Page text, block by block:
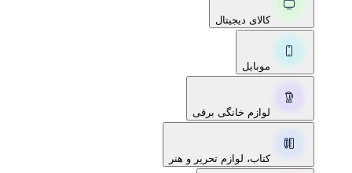
کالای دیجیتال
موبایل
لوازم خانگی برقی
کتاب، لوازم تحریر و هنر